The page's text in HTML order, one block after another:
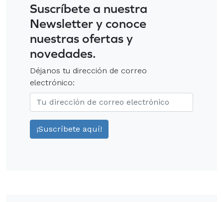
Suscríbete a nuestra
Newsletter y conoce
nuestras ofertas y
novedades.
Déjanos tu dirección de correo
electrónico: